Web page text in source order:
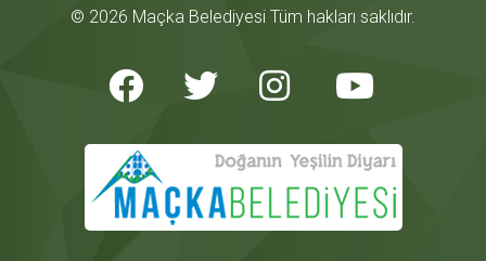
© 2026 Maçka Belediyesi Tüm hakları saklıdır.